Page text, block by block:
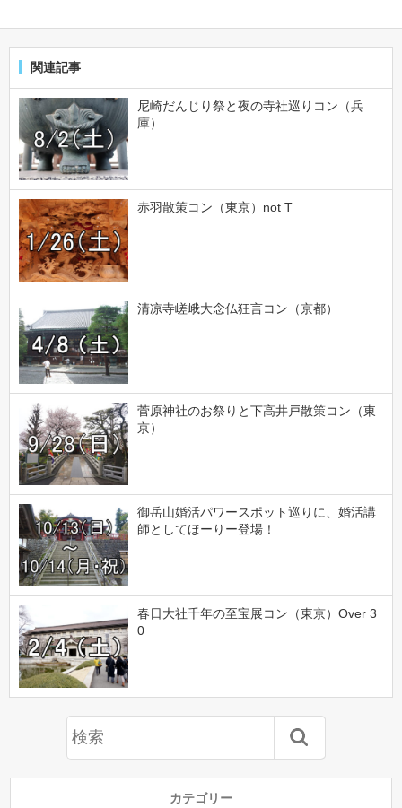
関連記事
尼崎だんじり祭と夜の寺社巡りコン（兵
庫）
赤羽散策コン（東京）not T
清凉寺嵯峨大念仏狂言コン（京都）
菅原神社のお祭りと下高井戸散策コン（東
京）
御岳山婚活パワースポット巡りに、婚活講
師としてほーりー登場！
春日大社千年の至宝展コン（東京）Over 3
0
カテゴリー